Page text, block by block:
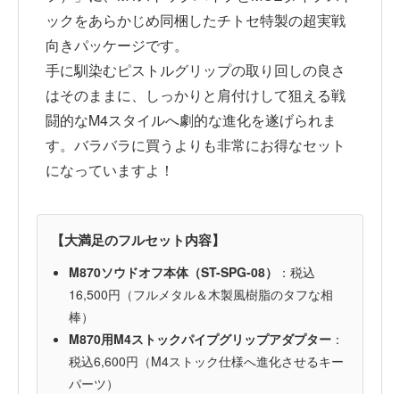
ックをあらかじめ同梱したチトセ特製の超実戦
向きパッケージです。
手に馴染むピストルグリップの取り回しの良さ
はそのままに、しっかりと肩付けして狙える戦
闘的なM4スタイルへ劇的な進化を遂げられま
す。バラバラに買うよりも非常にお得なセット
になっていますよ！
【大満足のフルセット内容】
M870ソウドオフ本体（ST-SPG-08）
：税込
16,500円（フルメタル＆木製風樹脂のタフな相
棒）
M870用M4ストックパイプグリップアダプター ：
税込6,600円（M4ストック仕様へ進化させるキー
パーツ）